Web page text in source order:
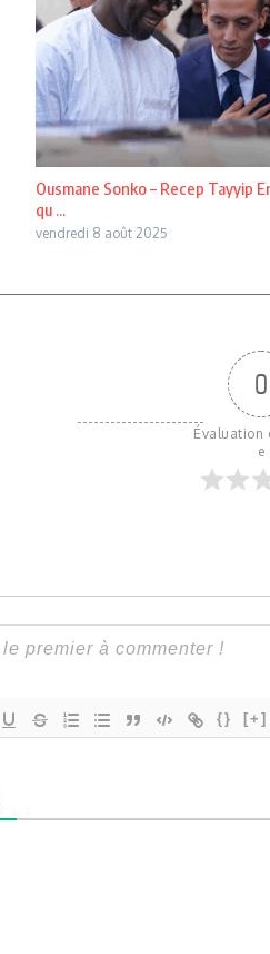
Ousmane Sonko – Recep Tayyip
qu ...
vendredi 8 août 2025
0
Évaluation
e
{} [+]